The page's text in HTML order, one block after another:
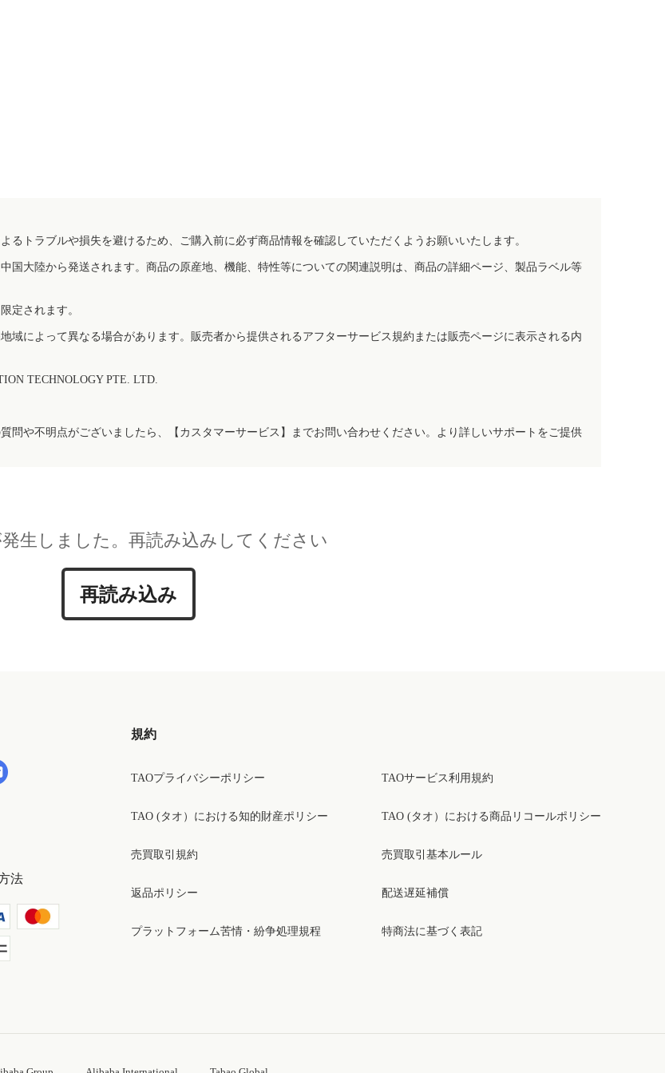
トラブルや損失を避けるため、ご購入前に必ず商品情報を確認していただくようお願いいたします。
国大陸から発送されます。商品の原産地、機能、特性等についての関連説明は、商品の詳細ページ、製品ラベル等
定されます。
域によって異なる場合があります。販売者から提供されるアフターサービス規約または販売ページに表示される内
TECHNOLOGY PTE. LTD.
問や不明点がございましたら、【カスタマーサービス】までお問い合わせください。より詳しいサポートをご提供
生しました。再読み込みしてください
再読み込み
法
規約
TAOプライバシーポリシー
TAO (タオ）における知的財産ポリシー
売買取引規約
返品ポリシー
プラットフォーム苦情・紛争処理規程
TAOサービス利用規約
TAO (タオ）における商品リコールポリシー
売買取引基本ルール
配送遅延補償
特商法に基づく表記